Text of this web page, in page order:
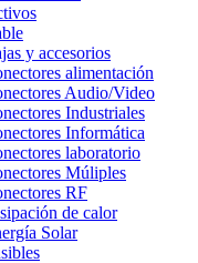
y accesorios
alimentación
Audio/Video
Industriales
Informática
laboratorio
Múliples
RF
de calor
Solar